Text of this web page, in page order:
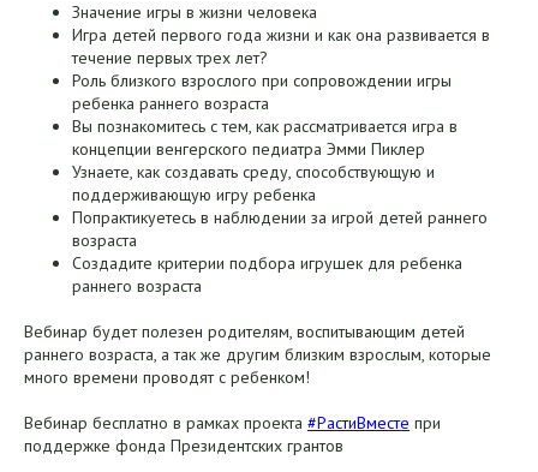
Значение игры в жизни человека
Игра детей первого года жизни и как она развивается в
течение первых трех лет?
Роль близкого взрослого при сопровождении игры
ребенка раннего возраста
Вы познакомитесь с тем, как рассматривается игра в
концепции венгерского педиатра Эмми Пиклер
Узнаете, как создавать среду, способствующую и
поддерживающую игру ребенка
Попрактикуетесь в наблюдении за игрой детей раннего
возраста
Создадите критерии подбора игрушек для ребенка
раннего возраста
Вебинар будет полезен родителям, воспитывающим детей
раннего возраста, а так же другим близким взрослым, которые
много времени проводят с ребенком!
Вебинар бесплатно в рамках проекта #РастиВместе при
поддержке фонда Президентских грантов